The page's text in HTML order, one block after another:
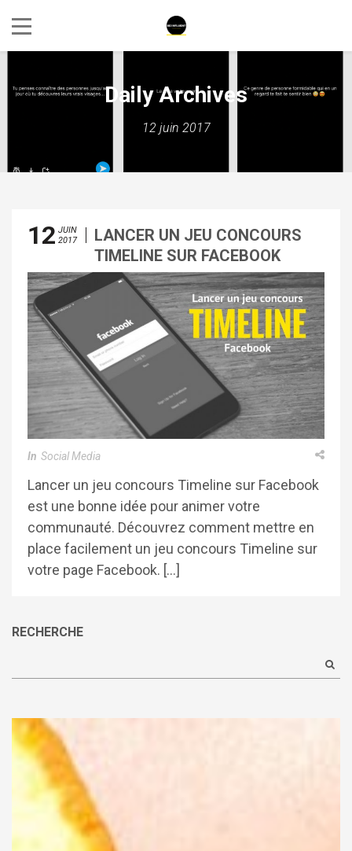
Daily Archives
12 juin 2017
12 JUIN
2017
LANCER UN JEU CONCOURS
TIMELINE SUR FACEBOOK
In Social Media
Lancer un jeu concours Timeline sur Facebook
est une bonne idée pour animer votre
communauté. Découvrez comment mettre en
place facilement un jeu concours Timeline sur
votre page Facebook. […]
RECHERCHE